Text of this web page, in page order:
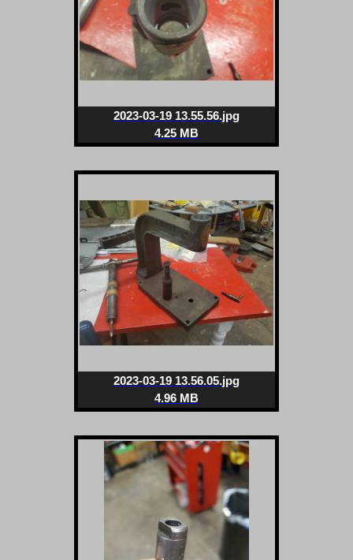
2023-03-19 13.55.56.jpg
4.25 MB
2023-03-19 13.56.05.jpg
4.96 MB